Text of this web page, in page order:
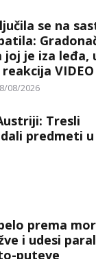
se na
joj je iza leđa,
VIDEO
08/2026
Tresli
predmeti u
prema
i udesi
puteve